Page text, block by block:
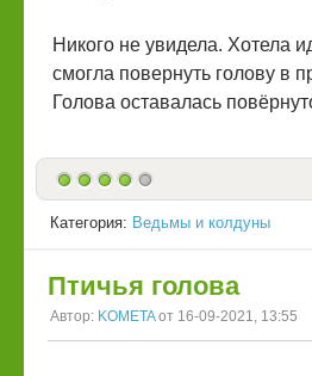
Никого не увидела. Хотела
смогла повернуть голову в
Голова оставалась
Категория: Ведьмы и колдуны
Птичья голова
Автор: KOMETAот 16-09-2021, 13:55